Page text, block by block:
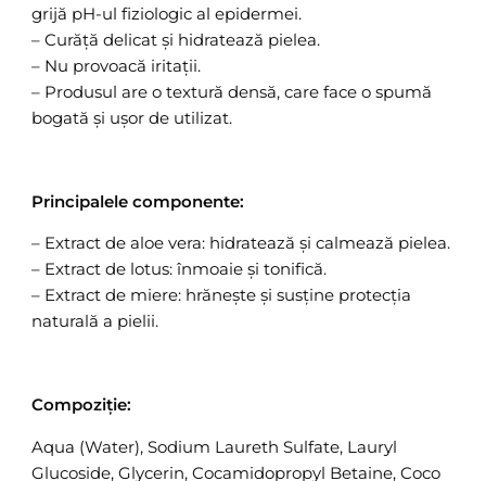
grijă pH-ul fiziologic al epidermei.
– Curăță delicat și hidratează pielea.
– Nu provoacă iritații.
– Produsul are o textură densă, care face o spumă
bogată și ușor de utilizat.
Principalele componente:
– Extract de aloe vera: hidratează și calmează pielea.
– Extract de lotus: înmoaie și tonifică.
– Extract de miere: hrănește și susține protecția
naturală a pielii.
Compoziție:
Aqua (Water), Sodium Laureth Sulfate, Lauryl
Glucoside, Glycerin, Cocamidopropyl Betaine, Coco